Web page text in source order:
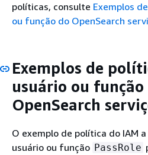
políticas, consulte Exemplos
ou função do OpenSearch
Exemplos de
usuário ou função
OpenSearch
O exemplo de política do IAM
usuário ou função PassRole